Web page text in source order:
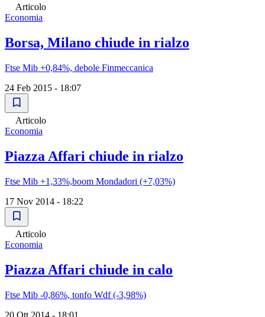
Articolo
Economia
Borsa, Milano chiude in rialzo
Ftse Mib +0,84%, debole Finmeccanica
24 Feb 2015 - 18:07
Articolo
Economia
Piazza Affari chiude in rialzo
Ftse Mib +1,33%,boom Mondadori (+7,03%)
17 Nov 2014 - 18:22
Articolo
Economia
Piazza Affari chiude in calo
Ftse Mib -0,86%, tonfo Wdf (-3,98%)
20 Ott 2014 - 18:01